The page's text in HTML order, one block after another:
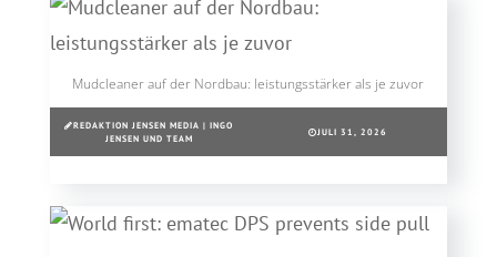
Mudcleaner auf der Nordbau: leistungsstärker als je zuvor
REDAKTION JENSEN MEDIA | INGO
JENSEN UND TEAM
JULI 31, 2026